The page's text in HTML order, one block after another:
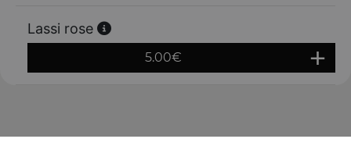
Lassi rose
5.00€